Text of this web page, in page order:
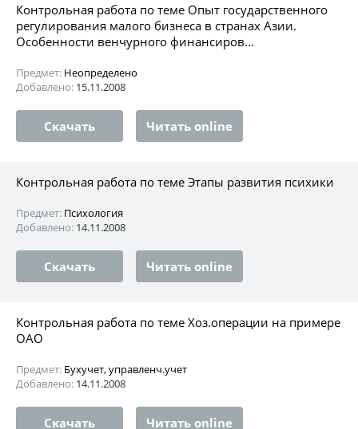
Контрольная работа по теме Опыт государственного
регулирования малого бизнеса в странах Азии.
Особенности венчурного финансиров...
Предмет: Неопределено
Добавлено: 15.11.2008
Скачать Читать online
Контрольная работа по теме Этапы развития психики
Предмет: Психология
Добавлено: 14.11.2008
Скачать Читать online
Контрольная работа по теме Хоз.операции на примере
ОАО
Предмет: Бухучет, управленч.учет
Добавлено: 14.11.2008
Скачать Читать online